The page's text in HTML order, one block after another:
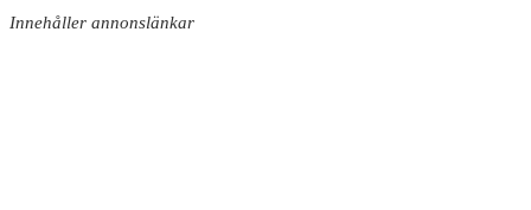
Innehåller annonslänkar